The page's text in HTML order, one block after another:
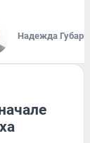
Надежда Губарь